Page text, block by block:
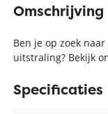
Omschrijving
Ben je op zoek
uitstraling? Bekijk
Specificaties